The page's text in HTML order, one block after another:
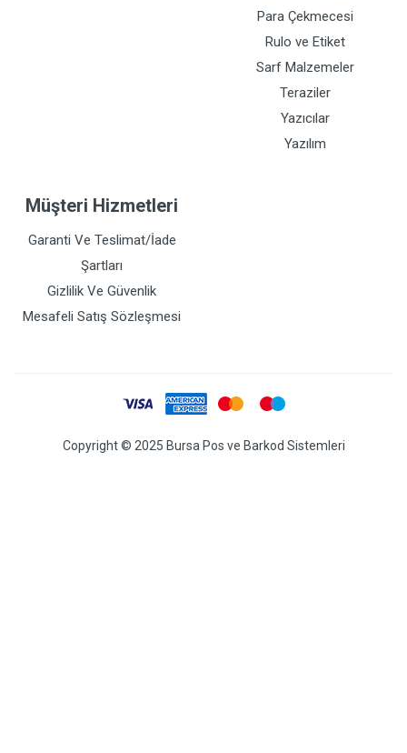
Para Çekmecesi
Rulo ve Etiket
Sarf Malzemeler
Teraziler
Yazıcılar
Yazılım
Müşteri Hizmetleri
Garanti Ve Teslimat/İade
Şartları
Gizlilik Ve Güvenlik
Mesafeli Satış Sözleşmesi
Copyright © 2025 Bursa Pos ve Barkod Sistemleri